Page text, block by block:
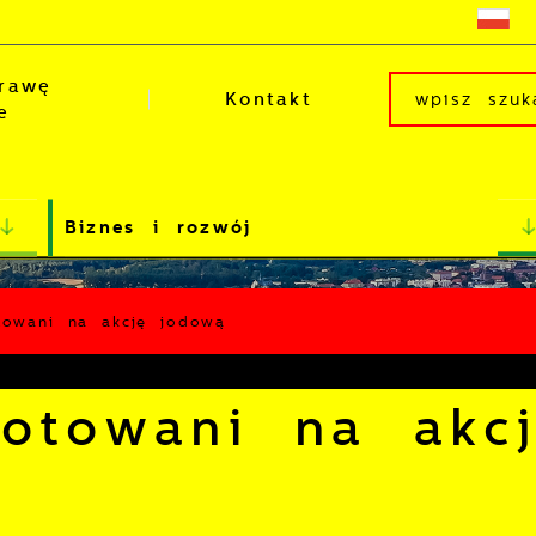
Kontakt
Biznes i rozwój
na akcję jodową
na